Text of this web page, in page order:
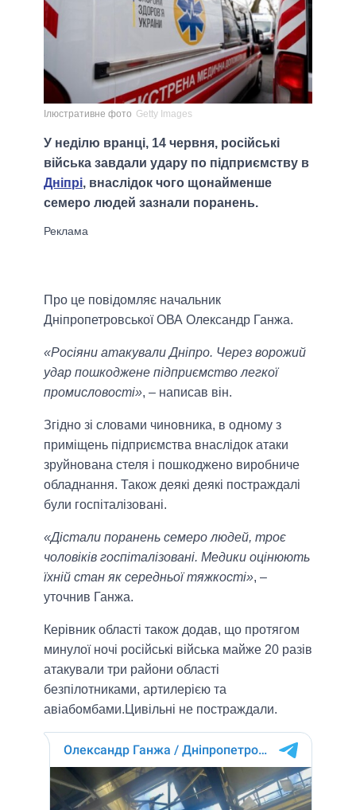
Ілюстративне фото Getty Images
У неділю вранці, 14 червня, російські
війська завдали удару по підприємству в
Дніпрі, внаслідок чого щонайменше
семеро людей зазнали поранень.
Про це повідомляє начальник
Дніпропетровської ОВА Олександр Ганжа.
«Росіяни атакували Дніпро. Через ворожий
удар пошкоджене підприємство легкої
промисловості», – написав він.
Згідно зі словами чиновника, в одному з
приміщень підприємства внаслідок атаки
зруйнована стеля і пошкоджено виробниче
обладнання. Також деякі деякі постраждалі
були госпіталізовані.
«Дістали поранень семеро людей, троє
чоловіків госпіталізовані. Медики оцінюють
їхній стан як середньої тяжкості», –
уточнив Ганжа.
Керівник області також додав, що протягом
минулої ночі російські війська майже 20 разів
атакували три райони області
безпілотниками, артилерією та
авіабомбами.Цивільні не постраждали.